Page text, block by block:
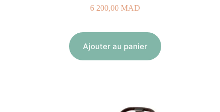
6 200,00MAD
Ajouter au panier